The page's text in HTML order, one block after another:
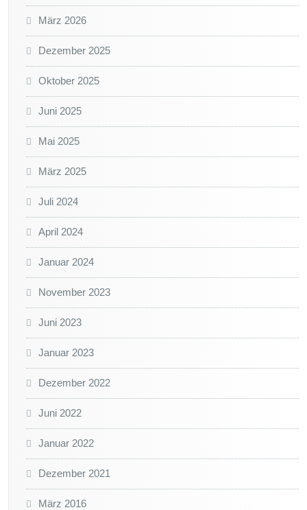
März 2026
Dezember 2025
Oktober 2025
Juni 2025
Mai 2025
März 2025
Juli 2024
April 2024
Januar 2024
November 2023
Juni 2023
Januar 2023
Dezember 2022
Juni 2022
Januar 2022
Dezember 2021
März 2016